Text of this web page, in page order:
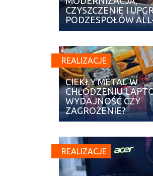
CZYSZCZENIE I
PODZESPOŁÓW
REALIZACJE
CIEKŁY METAL W
CHŁODZENIU
WYDAJNOŚĆ CZY
ZAGROŻENIE?
REALIZACJE